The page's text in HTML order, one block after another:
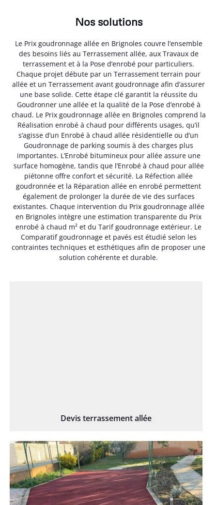
Nos solutions
Le Prix goudronnage allée en Brignoles couvre l’ensemble
des besoins liés au Terrassement allée, aux Travaux de
terrassement et à la Pose d’enrobé pour particuliers.
Chaque projet débute par un Terrassement terrain pour
allée et un Terrassement avant goudronnage afin d’assurer
une base solide. Cette étape clé garantit la réussite du
Goudronner une allée et la qualité de la Pose d’enrobé à
chaud. Le Prix goudronnage allée en Brignoles comprend la
Réalisation enrobé à chaud pour différents usages, qu’il
s’agisse d’un Enrobé à chaud allée résidentielle ou d’un
Goudronnage de parking soumis à des charges plus
importantes. L’Enrobé bitumineux pour allée assure une
surface homogène, tandis que l’Enrobé à chaud pour allée
piétonne offre confort et sécurité. La Réfection allée
goudronnée et la Réparation allée en enrobé permettent
également de prolonger la durée de vie des surfaces
existantes. Chaque intervention du Prix goudronnage allée
en Brignoles intègre une estimation transparente du Prix
enrobé à chaud m² et du Tarif goudronnage extérieur. Le
Comparatif goudronnage et pavés est étudié selon les
contraintes techniques et esthétiques afin de proposer une
solution cohérente et durable.
Devis terrassement allée